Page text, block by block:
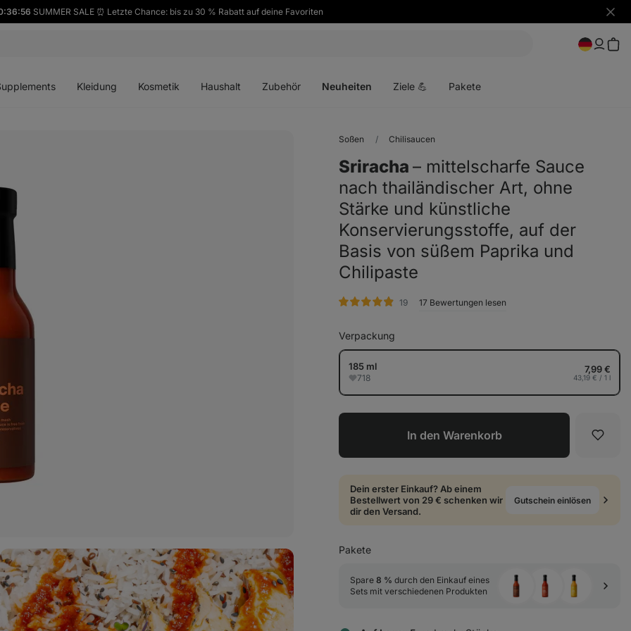
SUMMER SALE ⏰ Letzte Chance: bis zu 30 % Rabatt auf deine Favoriten
Kleidung Kosmetik Haushalt Zubehör Neuheiten Ziele 💪 Pakete
Soßen Chilisaucen
Sriracha ⁠–⁠ mittelscharfe Sauce
nach thailändischer Art, ohne
Stärke und künstliche
Konservierungsstoffe, auf der
Basis von süßem Paprika und
Chilipaste
19Bewertungen
17 Bewertungen lesen
Verpackung
185 ml
718
7,99 €
43,19 € / 1 l
In den Warenkorb
Dein erster Einkauf? Ab einem
Bestellwert von 29 € schenken wir
dir den Versand.
Gutschein einlösen
Pakete
Spare 8 % durch den Einkauf eines
Sets mit verschiedenen Produkten